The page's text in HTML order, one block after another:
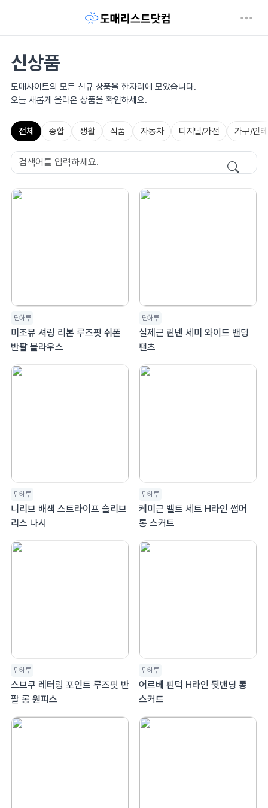
신상품
도매사이트의 모든 신규 상품을 한자리에 모았습니다.
오늘 새롭게 올라온 상품을 확인하세요.
전체 종합 생활 식품 자동차 디지털/가전 가구/인
단하루
미조뮤 셔링 리본 루즈핏 쉬폰
반팔 블라우스
단하루
실제근 린넨 세미 와이드 밴딩
팬츠
단하루
니리브 배색 스트라이프 슬리브
리스 나시
단하루
케미근 벨트 세트 H라인 썸머
롱 스커트
단하루
스브쿠 레터링 포인트 루즈핏 반
팔 롱 원피스
단하루
어르베 핀턱 H라인 뒷밴딩 롱
스커트